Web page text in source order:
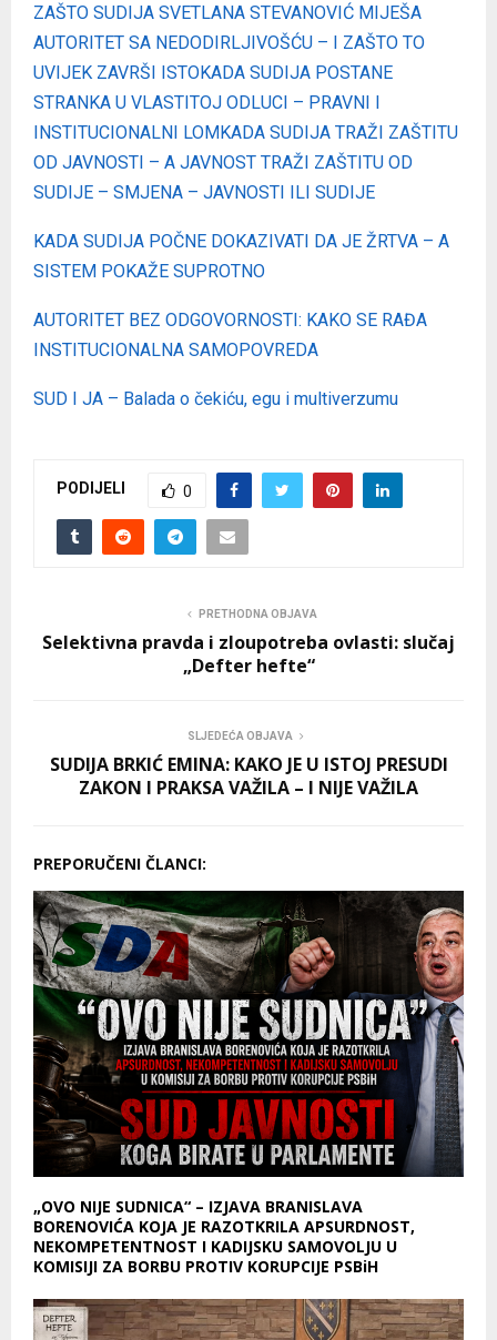
ZAŠTO SUDIJA SVETLANA STEVANOVIĆ MIJEŠA
AUTORITET SA NEDODIRLJIVOŠĆU – I ZAŠTO TO
UVIJEK ZAVRŠI ISTOKADA SUDIJA POSTANE
STRANKA U VLASTITOJ ODLUCI – PRAVNI I
INSTITUCIONALNI LOMKADA SUDIJA TRAŽI ZAŠTITU
OD JAVNOSTI – A JAVNOST TRAŽI ZAŠTITU OD
SUDIJE – SMJENA – JAVNOSTI ILI SUDIJE
KADA SUDIJA POČNE DOKAZIVATI DA JE ŽRTVA – A
SISTEM POKAŽE SUPROTNO
AUTORITET BEZ ODGOVORNOSTI: KAKO SE RAĐA
INSTITUCIONALNA SAMOPOVREDA
SUD I JA – Balada o čekiću, egu i multiverzumu
PODIJELI 0
PRETHODNA OBJAVA
Selektivna pravda i zloupotreba ovlasti: slučaj
„Defter hefte“
SLJEDEĆA OBJAVA
SUDIJA BRKIĆ EMINA: KAKO JE U ISTOJ PRESUDI
ZAKON I PRAKSA VAŽILA – I NIJE VAŽILA
PREPORUČENI ČLANCI:
„OVO NIJE SUDNICA“ – IZJAVA BRANISLAVA
BORENOVIĆA KOJA JE RAZOTKRILA APSURDNOST,
NEKOMPETENTNOST I KADIJSKU SAMOVOLJU U
KOMISIJI ZA BORBU PROTIV KORUPCIJE PSBiH